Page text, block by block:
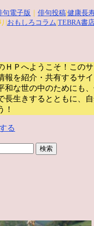
句電子版 俳句投稿 健康長
り| おもしろコラム TEBRA書
ＨＰへようこそ！この
報を紹介・共有するサイ
和な世の中のためにも
長生きするとともに、
！
る